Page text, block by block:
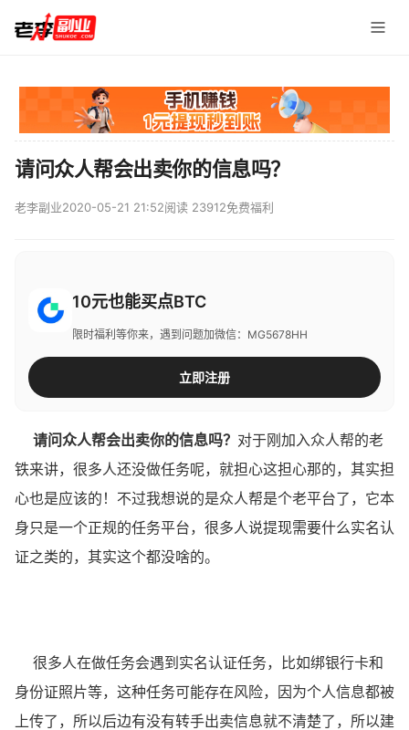
请问众人帮会出卖你的信息吗？
老李副业2020-05-21 21:52阅读 23912免费福利
10元也能买点BTC
限时福利等你来，遇到问题加微信：MG5678HH
立即注册
请问众人帮会出卖你的信息吗？ 对于刚加入众人帮的老
铁来讲，很多人还没做任务呢，就担心这担心那的，其实担
心也是应该的！不过我想说的是众人帮是个老平台了，它本
身只是一个正规的任务平台，很多人说提现需要什么实名认
证之类的，其实这个都没啥的。
很多人在做任务会遇到实名认证任务，比如绑银行卡和
身份证照片等，这种任务可能存在风险，因为个人信息都被
上传了，所以后边有没有转手出卖信息就不清楚了，所以建